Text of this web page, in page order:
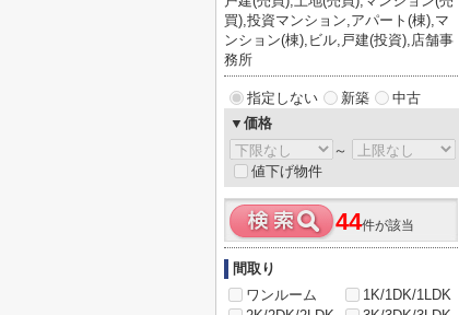
買),投資マンション,アパート(棟),マ
ンション(棟),ビル,戸建(投資),店舗事
務所
指定しない 新築
中古
▼価格
～
値下げ物件
44件が該当
間取り
ワンルーム
1K/1DK/1LDK